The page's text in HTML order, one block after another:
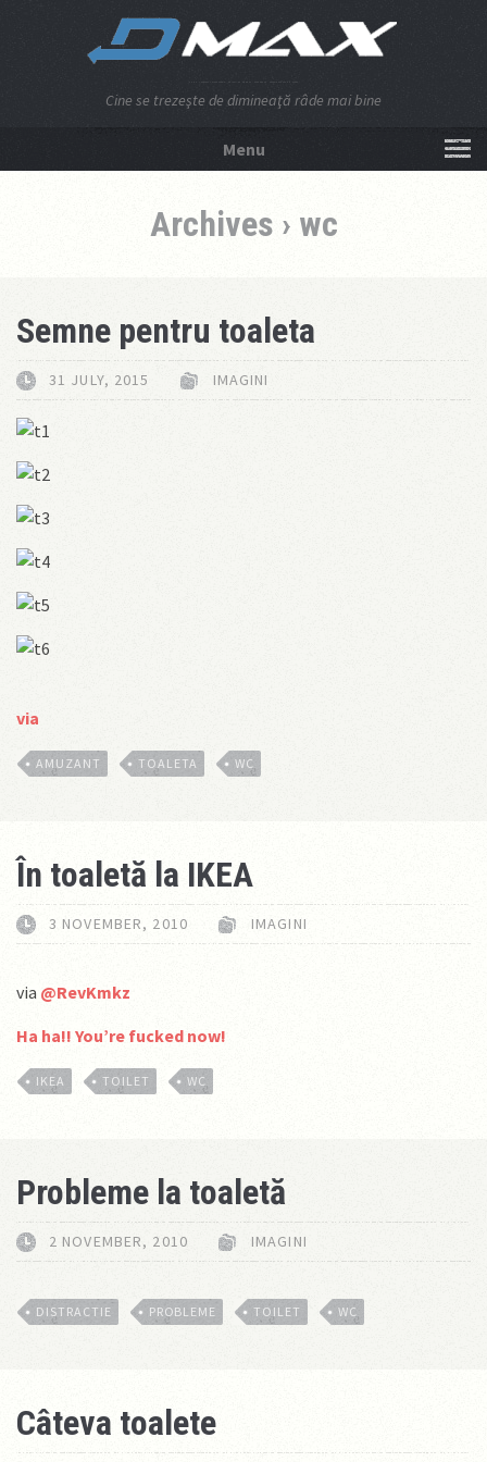
Cine se trezeşte de dimineaţă râde mai bine
Menu
Archives › wc
Semne pentru toaleta
31 JULY, 2015 IMAGINI
via
AMUZANT TOALETA WC
În toaletă la IKEA
3 NOVEMBER, 2010 IMAGINI
via @RevKmkz
Ha ha!! You’re fucked now!
IKEA TOILET WC
Probleme la toaletă
2 NOVEMBER, 2010 IMAGINI
DISTRACTIE PROBLEME TOILET WC
Câteva toalete